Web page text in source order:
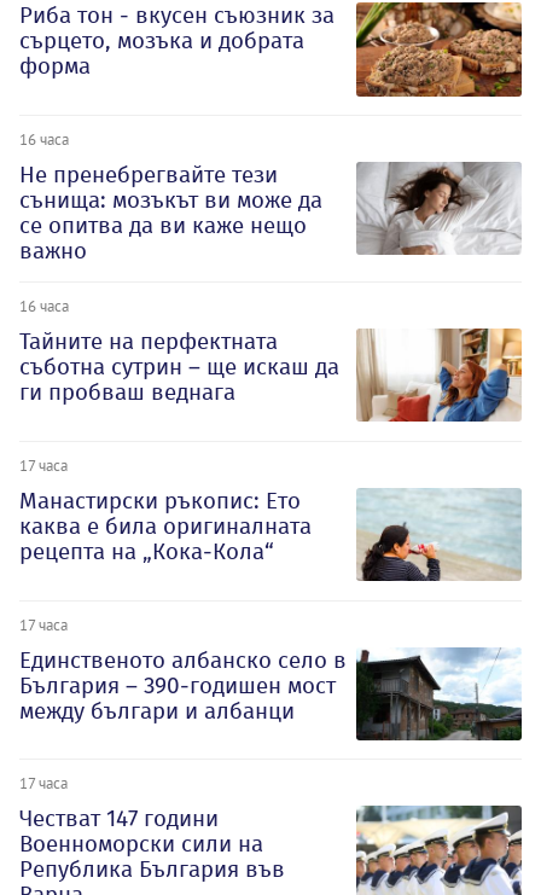
Риба тон - вкусен съюзник за
сърцето, мозъка и добрата
форма
16 часа
Не пренебрегвайте тези
сънища: мозъкът ви може да
се опитва да ви каже нещо
важно
16 часа
Тайните на перфектната
съботна сутрин – ще искаш да
ги пробваш веднага
17 часа
Манастирски ръкопис: Ето
каква е била оригиналната
рецепта на „Кока-Кола“
17 часа
Единственото албанско село в
България – 390-годишен мост
между българи и албанци
17 часа
Честват 147 години
Военноморски сили на
Република България във